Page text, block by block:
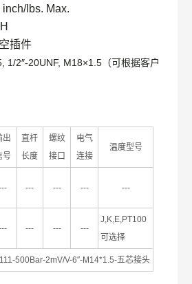
inch/lbs. Max.
插件
1/2″-20UNF, M18×1.5 （可根据客户
出
号
直杆
长度
螺纹
接口
电气
连接
温度型号
--- --- --- ---
--- --- ---
J,K,E,PT100
可选择
500Bar-2mV/V-6″-M14*1.5-五芯接头